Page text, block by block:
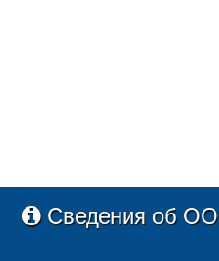
Сведения об ОО